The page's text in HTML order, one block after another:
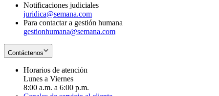
Notificaciones judiciales
juridica@semana.com
Para contactar a gestión humana
gestionhumana@semana.com
Contáctenos
Horarios de atención
Lunes a Viernes
8:00 a.m. a 6:00 p.m.